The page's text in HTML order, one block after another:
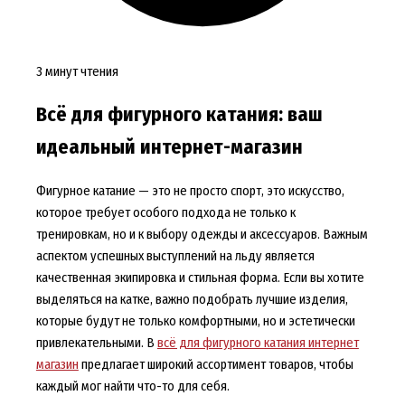
3 минут чтения
Всё для фигурного катания: ваш
идеальный интернет-магазин
Фигурное катание — это не просто спорт, это искусство,
которое требует особого подхода не только к
тренировкам, но и к выбору одежды и аксессуаров. Важным
аспектом успешных выступлений на льду является
качественная экипировка и стильная форма. Если вы хотите
выделяться на катке, важно подобрать лучшие изделия,
которые будут не только комфортными, но и эстетически
привлекательными. В всё для фигурного катания интернет
магазин предлагает широкий ассортимент товаров, чтобы
каждый мог найти что-то для себя.